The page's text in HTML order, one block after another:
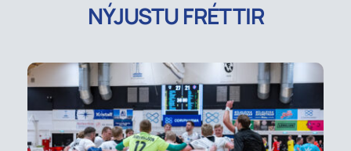
NÝJUSTU FRÉTTIR